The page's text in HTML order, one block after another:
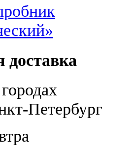
Петербург